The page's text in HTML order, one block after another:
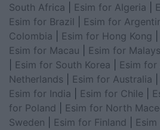
South Africa
Esim for Algeria
Esim for Brazil
Esim for
Colombia
Esim for Hong Kong
Esim for Macau
Esim for
Esim for South Korea Esim for
Netherlands
Esim for Australia
Esim for India
Esim for Chile
for Poland
Esim for North
Sweden
Esim for Finland